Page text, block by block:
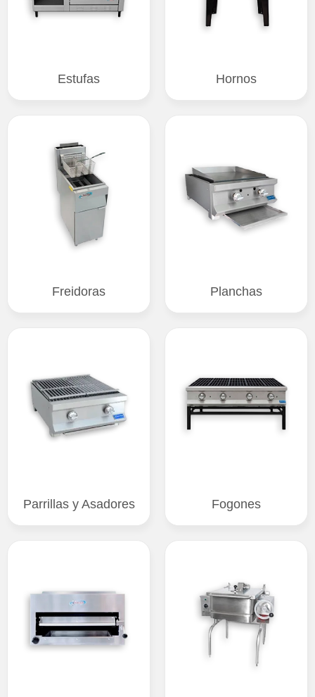
Estufas Hornos
Freidoras Planchas
Parrillas y Asadores Fogones